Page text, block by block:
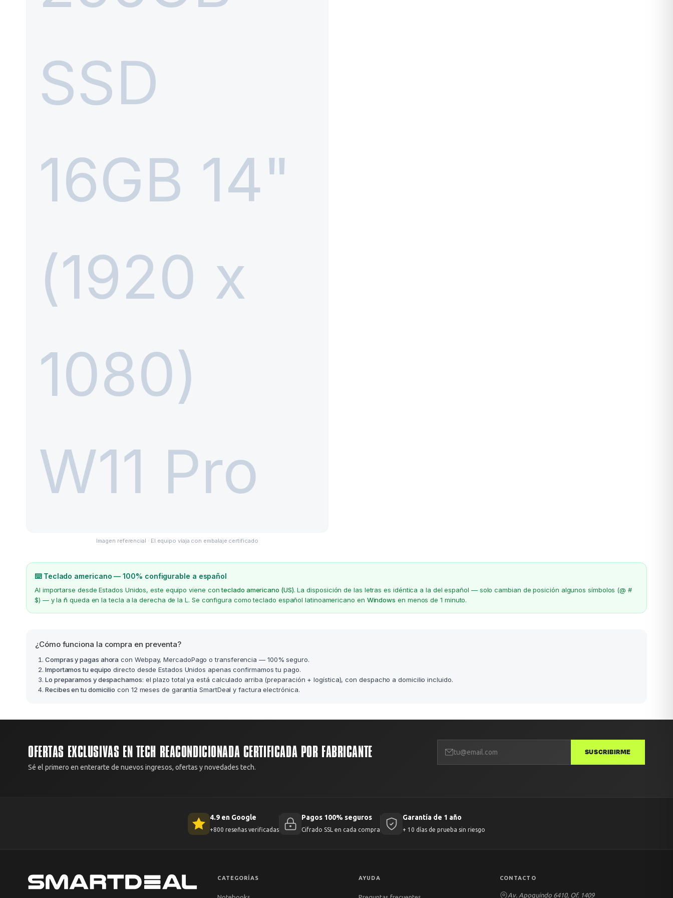
Imagen referencial · El equipo viaja con embalaje certificado
⌨️ Teclado americano — 100% configurable a español
Al importarse desde Estados Unidos, este equipo viene conteclado americano (US). La disposición de las letras es idéntica a la del español — solo cambian de posición algunos símbolos (@ #
$) — y lañ queda en la tecla a la derecha de la L. Se configura como teclado español latinoamericano en Windows en menos de 1 minuto.
¿Cómo funciona la compra en preventa?
Compras y pagas ahora con Webpay, MercadoPago o transferencia — 100% seguro.
Importamos tu equipo directo desde Estados Unidos apenas confirmamos tu pago.
Lo preparamos y despachamos: el plazo total ya está calculado arriba (preparación + logística), con despacho a domicilio incluido.
Recibes en tu domicilio con 12 meses de garantía SmartDeal y factura electrónica.
OFERTAS EXCLUSIVAS EN TECH REACONDICIONADA CERTIFICADA POR FABRICANTE
Sé el primero en enterarte de nuevos ingresos, ofertas y novedades tech.
SUSCRIBIRME
4.9 en Google
+800 reseñas verificadas
Pagos 100% seguros
Cifrado SSL en cada compra
Garantía de 1 año
+ 10 días de prueba sin riesgo
CATEGORÍAS AYUDA CONTACTO
Av. Apoquindo 6410, Of. 1409